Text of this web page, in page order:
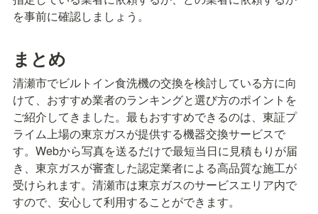
を事前に確認しましょう。
まとめ
清瀬市でビルトイン食洗機の交換を検討している方に向
けて、おすすめ業者のランキングと選び方のポイントを
ご紹介してきました。最もおすすめできるのは、東証プ
ライム上場の東京ガスが提供する機器交換サービスで
す。Webから写真を送るだけで最短当日に見積もりが届
き、東京ガスが審査した認定業者による高品質な施工が
受けられます。清瀬市は東京ガスのサービスエリア内で
すので、安心して利用することができます。